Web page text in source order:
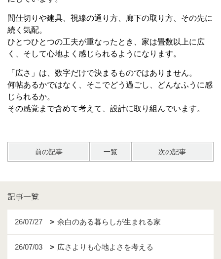
間仕切りや建具、視線の通り方、廊下の取り方、その先に
続く気配。
ひとつひとつの工夫が重なったとき、家は畳数以上に広
く、そして心地よく感じられるようになります。
「広さ」は、数字だけで決まるものではありません。
何帖あるかではなく、そこでどう過ごし、どんなふうに感
じられるか。
その感覚まで含めて考えて、設計に取り組んでいます。
前の記事 一覧 次の記事
記事一覧
26/07/27 余白のある暮らしが生まれる家
26/07/03 広さよりも心地よさを考える